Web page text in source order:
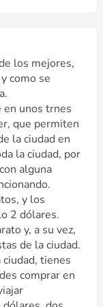
los mejores,
como se
en unos trnes
que permiten
la ciudad en
la ciudad, por
alguna
y los
2 dólares.
y, a su vez,
de la ciudad.
tienes
comprar en